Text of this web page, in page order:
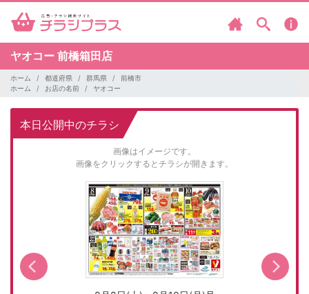
ヤオコー 前橋箱田店
ホーム 都道府県 群馬県
前橋市
ホーム
お店の名前 ヤオコー
本日公開中のチラシ
画像はイメージです。
画像をクリックするとチラシが開きます。